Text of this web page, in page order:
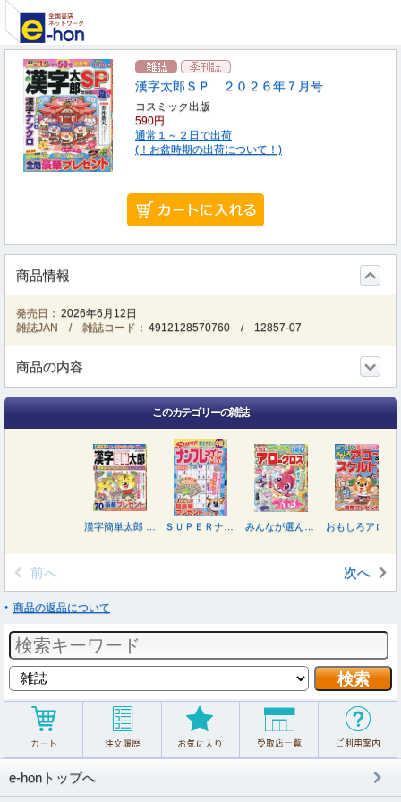
漢字太郎ＳＰ ２０２６年７月号
コスミック出版
590円
通常１～２日で出荷
(！お盆時期の出荷について！)
商品情報
発売日： 2026年6月12日
雑誌JAN / 雑誌コード： 4912128570760 / 12857-07
商品の内容
このカテゴリーの雑誌
前へ 次へ
商品の返品について
e-honトップへ